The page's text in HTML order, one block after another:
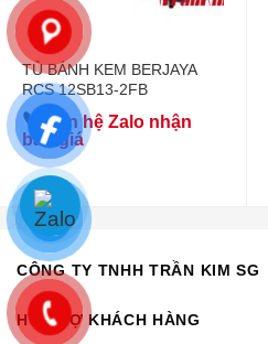
TỦ BÁNH KEM BERJAYA
RCS 12SB13-2FB
Liên hệ Zalo nhận
báo giá
CÔNG TY TNHH TRẦN KIM SG
HỖ TRỢ KHÁCH HÀNG